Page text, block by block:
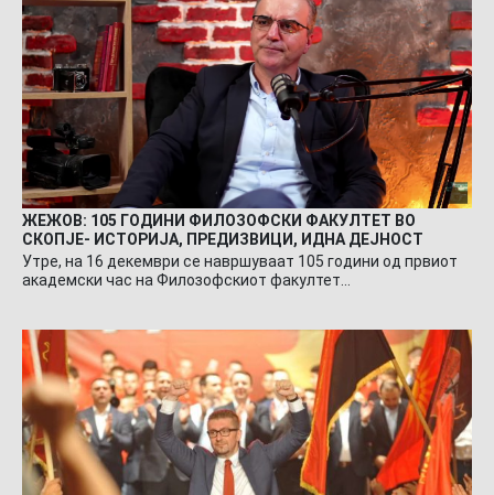
ЖЕЖОВ: 105 ГОДИНИ ФИЛОЗОФСКИ ФАКУЛТЕТ ВО
СКОПЈЕ- ИСТОРИЈА, ПРЕДИЗВИЦИ, ИДНА ДЕЈНОСТ
Утре, на 16 декември се навршуваат 105 години од првиот
академски час на Филозофскиот факултет…